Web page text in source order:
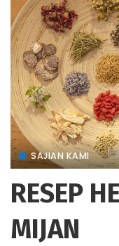
SAJIAN KAMI
RESEP
MIJAN